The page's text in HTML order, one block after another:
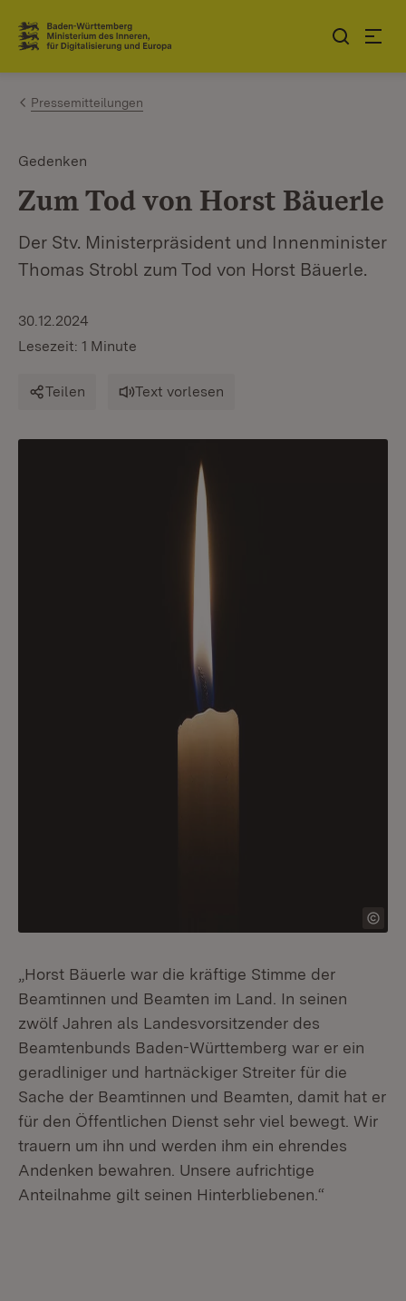
Zum Inhalt springen
Link zur Startseite
Pressemitteilungen
Gedenken
Zum Tod von Horst Bäuerle
Der Stv. Ministerpräsident und Innenminister
Thomas Strobl zum Tod von Horst Bäuerle.
30.12.2024
Lesezeit: 1 Minute
Teilen Text vorlesen
„Horst Bäuerle war die kräftige Stimme der
Beamtinnen und Beamten im Land. In seinen
zwölf Jahren als Landesvorsitzender des
Beamtenbunds Baden-Württemberg war er ein
geradliniger und hartnäckiger Streiter für die
Sache der Beamtinnen und Beamten, damit hat er
für den Öffentlichen Dienst sehr viel bewegt. Wir
trauern um ihn und werden ihm ein ehrendes
Andenken bewahren. Unsere aufrichtige
Anteilnahme gilt seinen Hinterbliebenen.“